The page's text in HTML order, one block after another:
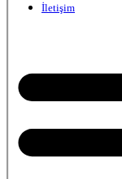
İletişim